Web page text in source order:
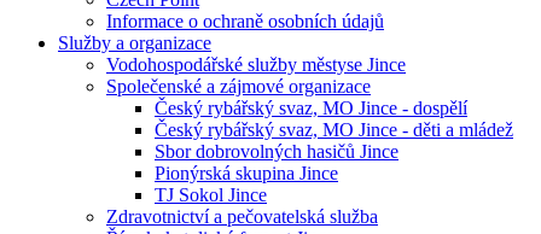
Informace o ochraně osobních údajů
Služby a organizace
Vodohospodářské služby městyse Jince
Společenské a zájmové organizace
Český rybářský svaz, MO Jince - dospělí
Český rybářský svaz, MO Jince - děti a mládež
Sbor dobrovolných hasičů Jince
Pionýrská skupina Jince
TJ Sokol Jince
Zdravotnictví a pečovatelská služba